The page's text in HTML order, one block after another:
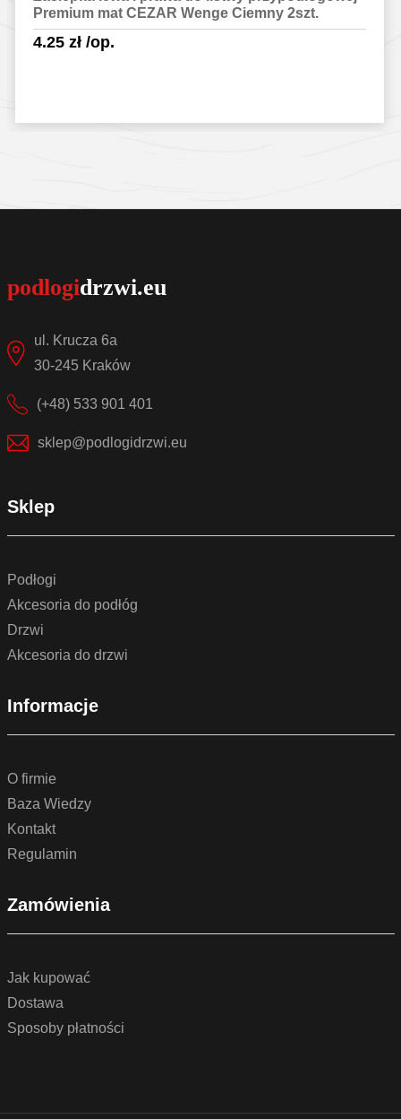
Premium mat CEZAR Wenge Ciemny 2szt.
4.25 zł/op.
ul. Krucza 6a
30-245 Kraków
(+48) 533 901 401
sklep@podlogidrzwi.eu
Sklep
Podłogi
Akcesoria do podłóg
Drzwi
Akcesoria do drzwi
Informacje
O firmie
Baza Wiedzy
Kontakt
Regulamin
Zamówienia
Jak kupować
Dostawa
Sposoby płatności